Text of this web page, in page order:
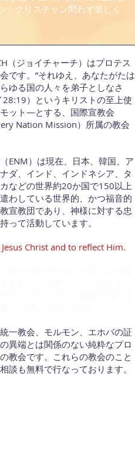
クリスチャン問わず楽しく
（ジョイチャーチ）はプロテス
です。”それゆえ、あなたがたは
ゆる国の人々を弟子としなさ
28:19）というキリストの至上使
ット―とする、国際宣教会
Nation Mission）所属の教会
ENM）は現在、日本、韓国、ア
ダ、インド、インドネシア、タ
などの世界約20か国で150以上
わしている世界的、かつ福音的
宣教団であり、神様に対する忠
って活動しています。
Christ and to reflect Him.
一教会、モルモン、エホバの証
異端とは関係のない純粋なプロ
教会です。これらの教会のこと
談も無料で行なっております。